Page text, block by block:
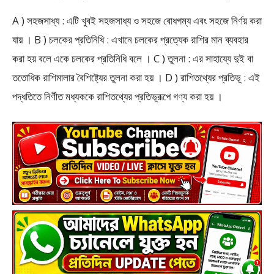
A ) সহজসাধ্য : এটি খুবই সহজসাধ্য ও সহজে বোধগম্য এবং সহজে নির্ণয় করা
যায় । B ) চলকের প্রতিনিধি : এখানে চলকের প্রত্যেক রাশির মান ব্যবহার
করা হয় বলে একে চলকের প্রতিনিধি বলে । C ) তুলনা : এর সাহায্যে দুই বা
ততোধিক রাশিমালার বৈশিষ্ট্যের তুলনা করা হয় । D ) রাশিতথ্যের প্রতিভূ : এই
পদ্ধতিতে নির্ণীত মধ্যককে রাশিতথ্যের প্রতিভূরূপে গণ্য করা হয় ।